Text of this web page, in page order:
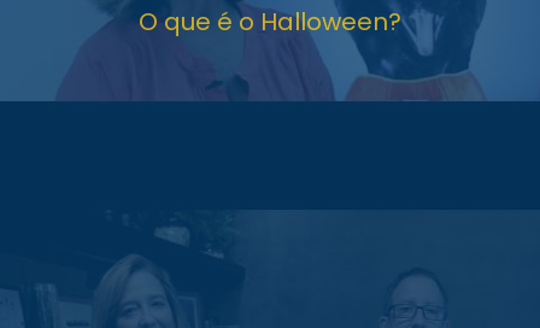
O que é o Halloween?